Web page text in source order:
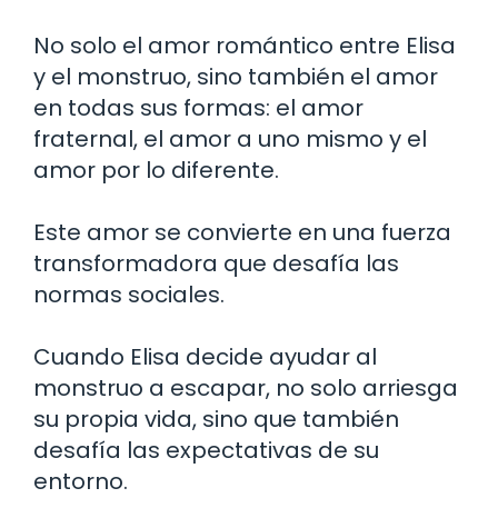
No solo el amor romántico entre Elisa
y el monstruo, sino también el amor
en todas sus formas: el amor
fraternal, el amor a uno mismo y el
amor por lo diferente.
Este amor se convierte en una fuerza
transformadora que desafía las
normas sociales.
Cuando Elisa decide ayudar al
monstruo a escapar, no solo arriesga
su propia vida, sino que también
desafía las expectativas de su
entorno.